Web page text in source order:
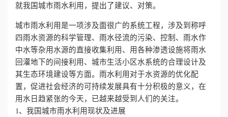
就我国城市雨水利用，提出了建议、对策。
城市雨水利用是一项涉及面很广的系统工程，涉及到称呼
四雨水资源的科学管理、雨水径流的污染、控制、雨水作
中水等杂用水源的直接收集利用、用各种渗透设施将雨水
回灌地下的间接利用、城市生活小区水系统的合理设计及
其生态环境建设等方面。雨水利用对于水资源的优化配
置，促进社会经济的可持续发展具有十分积极的意义，在
用水日趋紧张的今天，已越来越受到人们的关注。
1、我国城市雨水利用现状及进展